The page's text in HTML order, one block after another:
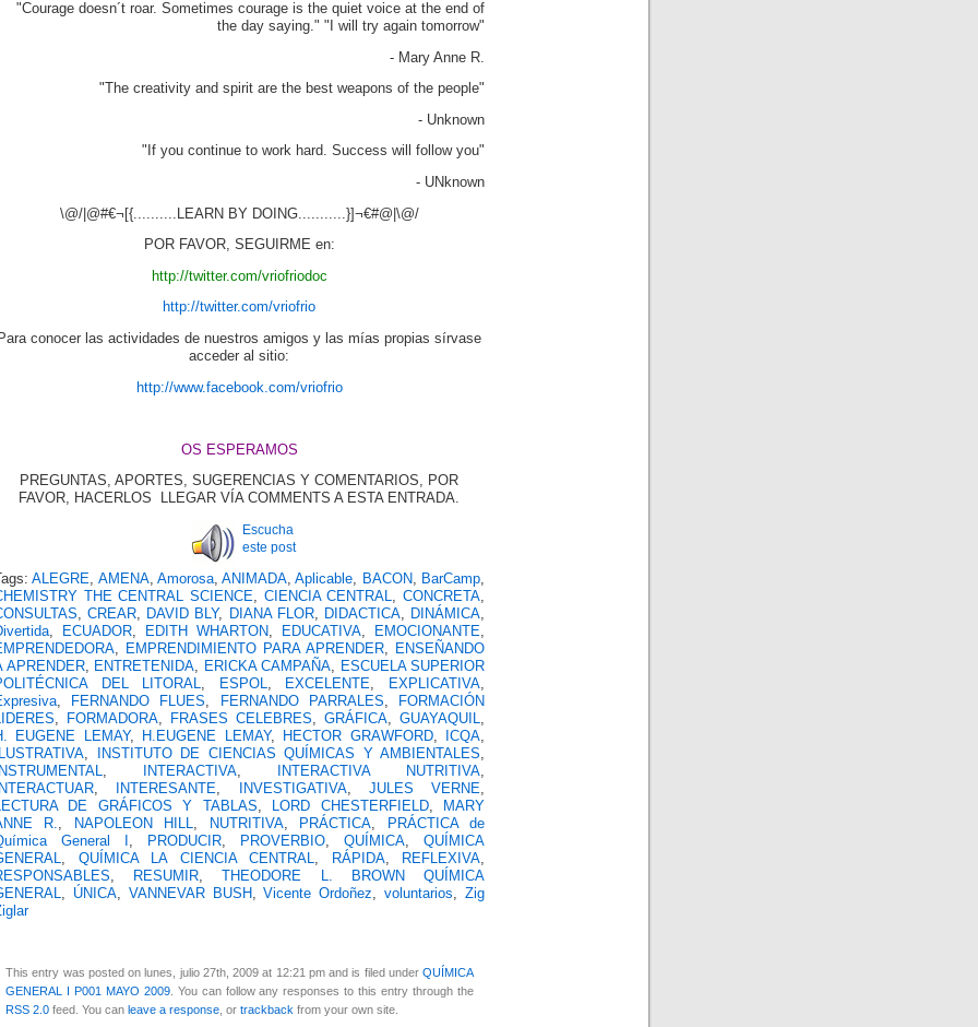
"Courage doesn´t roar. Sometimes courage is the quiet voice at the end of
the day saying." "I will try again tomorrow"
- Mary Anne R.
"The creativity and spirit are the best weapons of the people"
- Unknown
"If you continue to work hard. Success will follow you"
- UNknown
\@/|@#€¬[{..........LEARN BY DOING...........}]¬€#@|\@/
POR FAVOR, SEGUIRME en:
http://twitter.com/vriofriodoc
http://twitter.com/vriofrio
conocer las actividades de nuestros amigos y las mías propias sírvase
acceder al sitio:
http://www.facebook.com/vriofrio
OS ESPERAMOS
PREGUNTAS, APORTES, SUGERENCIAS Y COMENTARIOS, POR
FAVOR, HACERLOS LLEGAR VÍA COMMENTS A ESTA ENTRADA.
Escucha
este post
ALEGRE AMENA, Amorosa,ANIMADA ,Aplicable BACON BarCamp
THE CENTRAL SCIENCE
CIENCIA CENTRAL ,CONCRETA
,CREAR DAVID BLY, DIANA FLOR, DIDACTICA, DINÁMICA
ECUADOR EDITH WHARTON EDUCATIVA EMOCIONANTE
EMPRENDIMIENTO PARA APRENDER
ENSEÑANDO
APRENDER, ENTRETENIDA ERICKA CAMPAÑA
ESCUELA SUPERIOR
DEL LITORAL
ESPOL EXCELENTE EXPLICATIVA
FERNANDO FLUES FERNANDO PARRALES
FORMACIÓN
FORMADORA FRASES CELEBRES GRÁFICA GUAYAQUIL
EUGENE LEMAY, H.EUGENE LEMAY, HECTOR GRAWFORD, ICQA
INSTITUTO DE CIENCIAS QUÍMICAS Y AMBIENTALES
INTERACTIVA INTERACTIVA NUTRITIVA
INTERESANTE INVESTIGATIVA, JULES VERNE
DE GRÁFICOS Y TABLAS
LORD CHESTERFIELD,
MARY
R.
NAPOLEON HILL NUTRITIVA, PRÁCTICA
PRÁCTICA de
General I
PRODUCIR PROVERBIO QUÍMICA
QUÍMICA
QUÍMICA LA CIENCIA CENTRAL RÁPIDA, REFLEXIVA
RESUMIR ,THEODORE L. BROWN QUÍMICA
ÚNICA, VANNEVAR BUSH ,Vicente Ordoñez ,voluntarios ,Zig
This entry was posted on lunes, julio 27th, 2009 at 12:21 pm and is filed under QUÍMICA
GENERAL I P001 MAYO 2009. You can follow any responses to this entry through the
RSS 2.0 feed. You can leave a response , or trackback from your own site.